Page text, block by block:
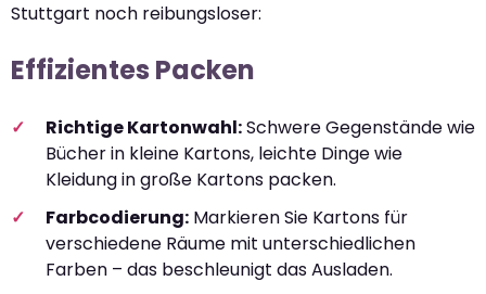
Stuttgart noch reibungsloser:
Effizientes Packen
Richtige Kartonwahl:Schwere Gegenstände wie
Bücher in kleine Kartons, leichte Dinge wie
Kleidung in große Kartons packen.
Farbcodierung: Markieren Sie Kartons für
verschiedene Räume mit unterschiedlichen
Farben – das beschleunigt das Ausladen.